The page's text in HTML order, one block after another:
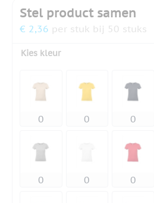
Stel product samen
€ 2,36 per stuk bij 50 stuks
Kies kleur